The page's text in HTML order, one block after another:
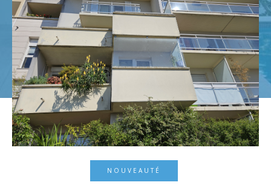
NOUVEAUTÉ
Budget
Budget
Surface
Surface
Pièces
Pièces